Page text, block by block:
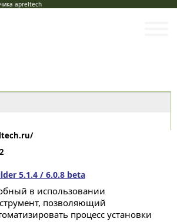
apreltech
2
5.1.4 / 6.0.8 beta
в использовании
позволяющий
процесс установки